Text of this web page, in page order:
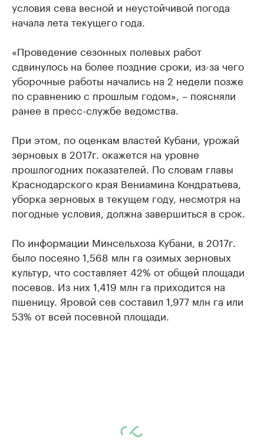
условия сева весной и неустойчивой погода
начала лета текущего года.
«Проведение сезонных полевых работ
сдвинулось на более поздние сроки, из-за чего
уборочные работы начались на 2 недели позже
по сравнению с прошлым годом», – поясняли
ранее в пресс-службе ведомства.
При этом, по оценкам властей Кубани, урожай
зерновых в 2017г. окажется на уровне
прошлогодних показателей. По словам главы
Краснодарского края Вениамина Кондратьева,
уборка зерновых в текущем году, несмотря на
погодные условия, должна завершиться в срок.
По информации Минсельхоза Кубани, в 2017г.
было посеяно 1,568 млн га озимых зерновых
культур, что составляет 42% от общей площади
посевов. Из них 1,419 млн га приходится на
пшеницу. Яровой сев составил 1,977 млн га или
53% от всей посевной площади.